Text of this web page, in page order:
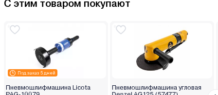
С этим товаром покупают
Под заказ 5 дней
Пневмошлифмашина Licota
Пневмошлифмашина угловая